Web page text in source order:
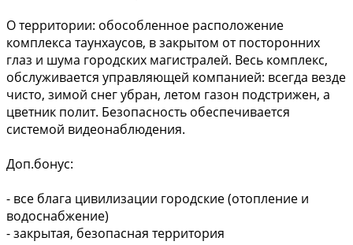
О территории: обособленное расположение
комплекса таунхаусов, в закрытом от посторонних
глаз и шума городских магистралей. Весь комплекс,
обслуживается управляющей компанией: всегда везде
чисто, зимой снег убран, летом газон подстрижен, а
цветник полит. Безопасность обеспечивается
системой видеонаблюдения.
Доп.бонус:
- все блага цивилизации городские (отопление и
водоснабжение)
- закрытая, безопасная территория